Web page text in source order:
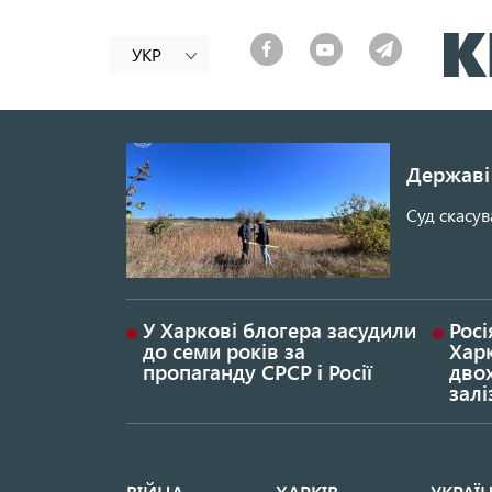
УКР
Державі
Суд
У Харкові блогера засудили
до семи років за
пропаганду СРСР і Росії